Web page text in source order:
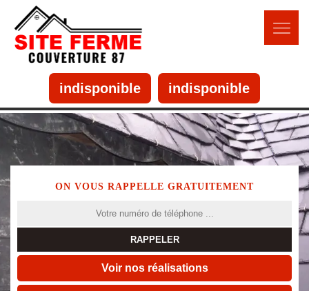
indisponible indisponible
ON VOUS RAPPELLE GRATUITEMENT
Voir nos réalisations